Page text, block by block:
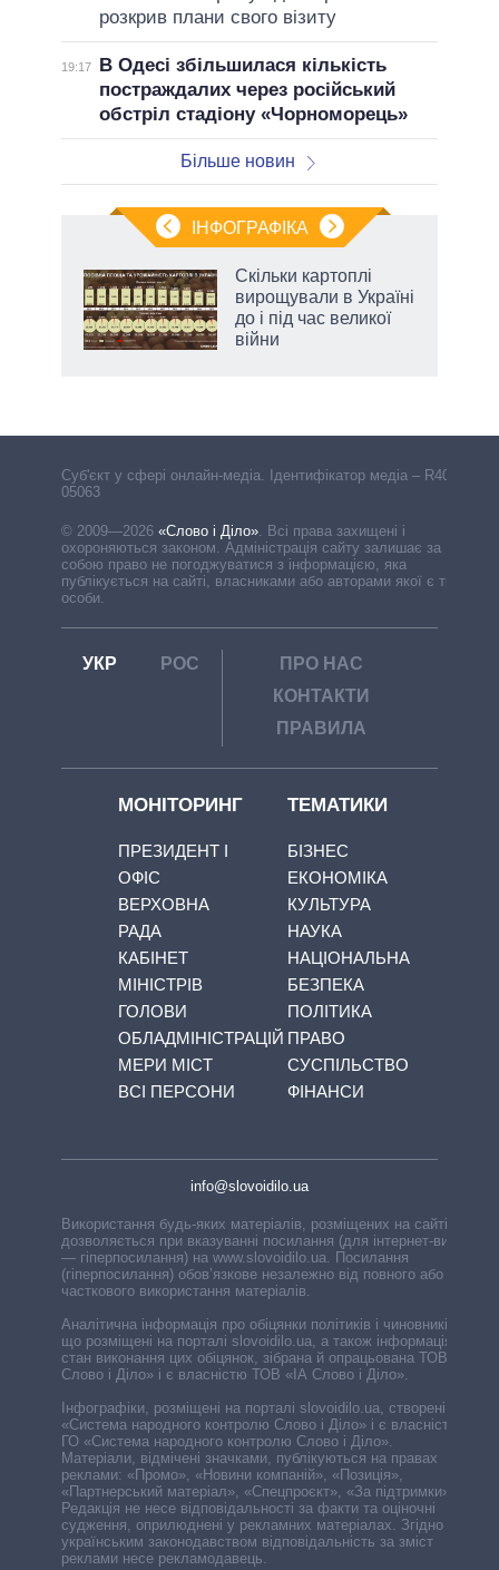
розкрив плани свого візиту
19:17
В Одесі збільшилася кількість
постраждалих через російський
обстріл стадіону «Чорноморець»
Більше новин
ІНФОГРАФІКА
Скільки картоплі
вирощували в Україні
до і під час великої
війни
Cуб'єкт у сфері онлайн-медіа. Ідентифікатор медіа – R40-
05063
© 2009—2026 «Слово і Діло» Всі права захищені і
охороняються законом. Адміністрація сайту залишає за
собою право не погоджуватися з інформацією, яка
публікується на сайті, власниками або авторами якої є треті
особи.
УКР РОС
ПРО НАС
КОНТАКТИ
ПРАВИЛА
МОНІТОРИНГ
ПРЕЗИДЕНТ І
ОФІС
ВЕРХОВНА
РАДА
КАБІНЕТ
МІНІСТРІВ
ГОЛОВИ
ОБЛАДМІНІСТРАЦІЙ
МЕРИ МІСТ
ВСІ ПЕРСОНИ
ТЕМАТИКИ
БІЗНЕС
ЕКОНОМІКА
КУЛЬТУРА
НАУКА
НАЦІОНАЛЬНА
БЕЗПЕКА
ПОЛІТИКА
ПРАВО
СУСПІЛЬСТВО
ФІНАНСИ
info@slovoidilo.ua
Використання будь-яких матеріалів, розміщених на сайті,
дозволяється при вказуванні посилання (для інтернет-видань
— гіперпосилання) на www.slovoidilo.ua. Посилання
(гіперпосилання) обов’язкове незалежно від повного або
часткового використання матеріалів.
Аналітична інформація про обіцянки політиків і чиновників,
що розміщені на порталі slovoidilo.ua, а також інформація про
стан виконання цих обіцянок, зібрана й опрацьована ТОВ «ІА
Слово і Діло» і є власністю ТОВ «ІА Слово і Діло».
Інфографіки, розміщені на порталі slovoidilo.ua, створені ГО
«Система народного контролю Слово і Діло» і є власністю
ГО «Система народного контролю Слово і Діло».
Матеріали, відмічені значками, публікуються на правах
реклами: «Промо», «Новини компаній», «Позиція»,
«Партнерський матеріал», «Спецпроєкт», «За підтримки».
Редакція не несе відповідальності за факти та оціночні
судження, оприлюднені у рекламних матеріалах. Згідно з
українським законодавством відповідальність за зміст
реклами несе рекламодавець.